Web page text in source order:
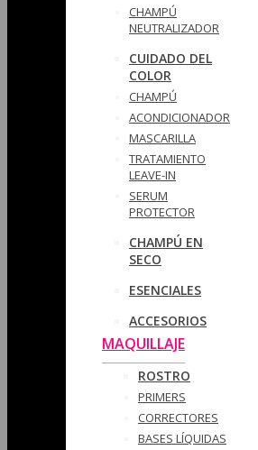
CHAMPÚ
NEUTRALIZADOR
CUIDADO DEL
COLOR
CHAMPÚ
ACONDICIONADOR
MASCARILLA
TRATAMIENTO
LEAVE-IN
SERUM
PROTECTOR
CHAMPÚ EN
SECO
ESENCIALES
ACCESORIOS
MAQUILLAJE
ROSTRO
PRIMERS
CORRECTORES
BASES LÍQUIDAS